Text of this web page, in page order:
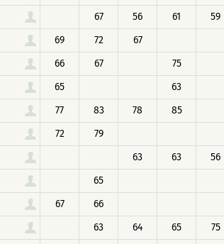
67 56 61 59
69 72 67
66 67 75
65 63
77 83 78 85
72 79
63 63 56
65
67 66
63 64 65 75